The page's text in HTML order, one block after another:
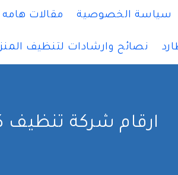
سياسة الخصوصية مقالات هامه
نصائح وارشادات لتنظيف
ارقام شركة تنظيف